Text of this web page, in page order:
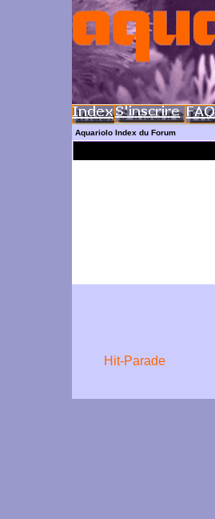
Aquariolo Index du Forum